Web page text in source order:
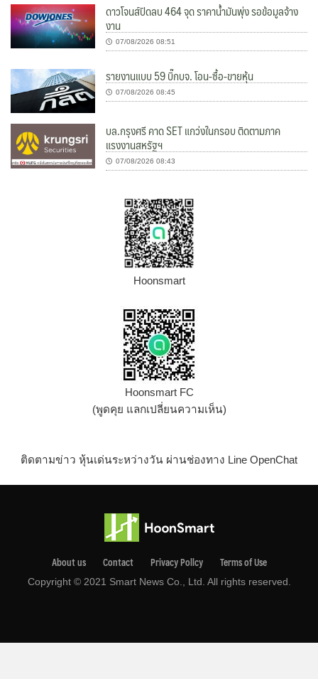
ดาวโจนส์ปิดลบ 464 จุด ราคาน้ำมันพุ่ง รอข้อมูลจ้าง
งาน
07/08/2026 08:51
รายงานแบบ 59 บิ๊กบจ. โอน-ซื้อ-ขายหุ้น
07/08/2026 08:45
บล.กรุงศรี คาด SET แกว่งในกรอบ ติดตามภาค
แรงงานสหรัฐฯ
07/08/2026 08:43
Hoonsmart
Hoonsmart FC
(พูดคุย แลกเปลี่ยนความเห็น)
ติดตามข่าว หุ้นเด่นระหว่างวัน ผ่านช่องทาง Line OpenChat
About us Contact Privacy Pollcy Terms of Use
Copyright © 2021 Smart News Co., Ltd. All rights reserved.